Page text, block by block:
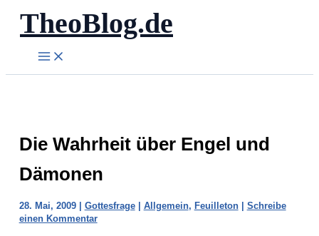
Zum
Inhalt
springen
TheoBlog.de
Die Wahrheit über Engel und
Dämonen
28. Mai, 2009 | Gottesfrage| Allgemein, Feuilleton| Schreibe
einen Kommentar